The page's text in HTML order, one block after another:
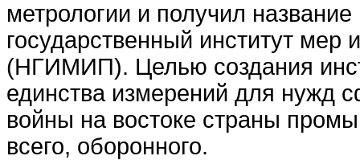
метрологии и получил
государственный институт
(НГИМИП). Целью создания
единства измерений для нужд
войны на востоке страны
всего, оборонного.